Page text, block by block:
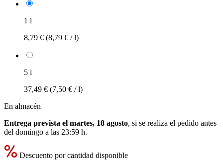
1 l
8,79 € (8,79 € / l)
5 l
37,49 € (7,50 € / l)
En almacén
Entrega prevista el martes, 18 agosto, si se realiza el pedido antes
del domingo a las 23:59 h.
Descuento por cantidad disponible